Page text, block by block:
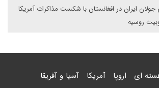
جولان ایران در افغانستان با شکست مذاکرات آمریکا
روسیه
ای اروپا آمریکا آسیا و آفریقا